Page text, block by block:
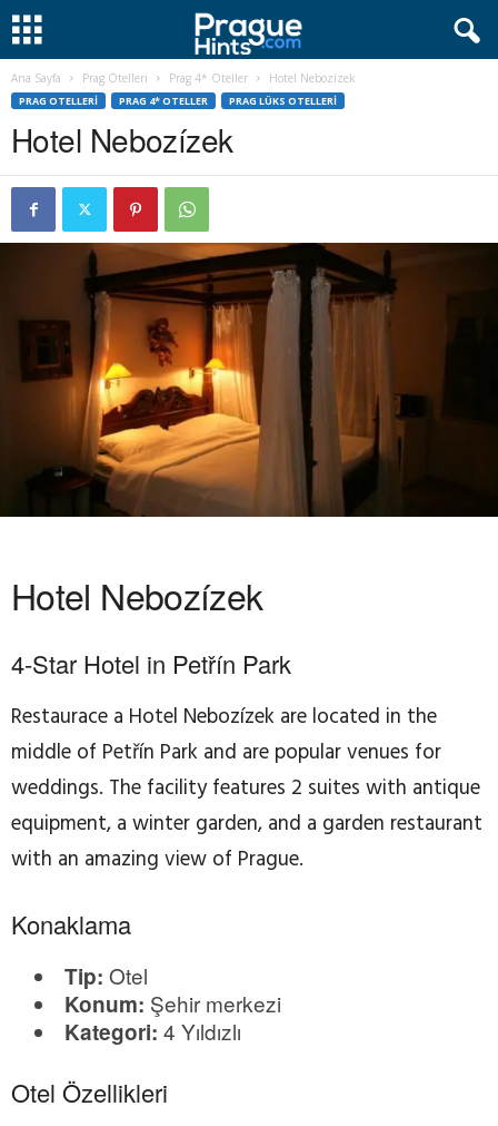
Ana Sayfa Prag Otelleri Prag 4* Oteller Hotel Nebozízek
PRAG OTELLERI PRAG 4* OTELLER PRAG LÜKS OTELLERI
Hotel Nebozízek
Hotel Nebozízek
4-Star Hotel in Petřín Park
Restaurace a Hotel Nebozízek are located in the
middle of Petřín Park and are popular venues for
weddings. The facility features 2 suites with antique
equipment, a winter garden, and a garden restaurant
with an amazing view of Prague.
Konaklama
Tip: Otel
Konum: Şehir merkezi
Kategori: 4 Yıldızlı
Otel Özellikleri